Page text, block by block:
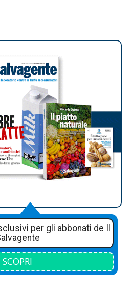
per gli abbonati de Il
SCOPRI